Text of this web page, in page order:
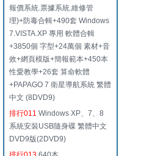
報價系統.票據系統.維修管
理)+防毒合輯+490套 Windows
7.VISTA.XP 專用 軟體合輯
+3850個 字型+24萬個 素材+音
效+網頁模版+簡報範本+450本
性愛教學+26套 算命軟體
+PAPAGO 7 衛星導航系統 繁體
中文 (8DVD9)
排行011 Windows XP、7、8
系統安裝USB隨身碟 繁體中文
DVD9版(2DVD9)